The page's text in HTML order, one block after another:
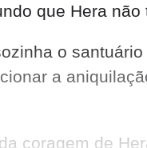
que Hera
o
a